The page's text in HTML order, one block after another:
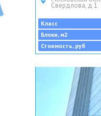
Свердлова, д 1
Класс
Блоки, м2
Стоимость, руб